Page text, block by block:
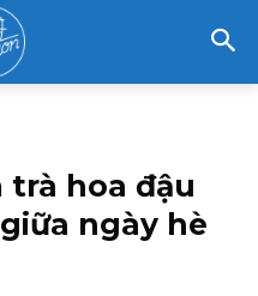
trà hoa đậu
ngày hè